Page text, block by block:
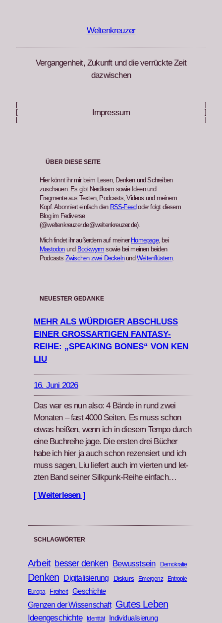
Weltenkreuzer
Vergangenheit, Zukunft und die verrückte Zeit
dazwischen
Impressum
ÜBER DIESE SEITE
Hier könnt ihr mir beim Lesen, Denken und Schreiben
zuschauen. Es gibt Nerdkram sowie Ideen und
Fragmente aus Texten, Podcasts, Videos und meinem
Kopf. Abonniert einfach den RSS-Feed oder folgt diesem
Blog im Fediverse
(@weltenkreuzer.de@weltenkreuzer.de).
Mich findet ihr außerdem auf meiner Homepage, bei
Mastodonund Bookwyrm sowie bei meinen beiden
Podcasts Zwischen zwei DeckelnundWeltenflüstern.
NEUESTER GEDANKE
MEHR ALS WÜRDIGER ABSCHLUSS
EINER GROSSARTIGEN FANTASY-R
EIHE: „SPEAKING BONES“ VON KEN L
IU
16. Juni 2026
Das war es nun also: 4 Bände in rund zwei
Monat­en – fast 4000 Seit­en. Es muss schon
etwas heißen, wenn ich in diesem Tem­po durch
eine Buchrei­he jage. Die ersten drei Büch­er
habe ich hier ja auch schon rezen­siert und ich
muss sagen, Liu liefert auch im vierten und let­
zten Band sein­er Silkpunk-Rei­he ein­fach…
[ Weiterlesen ]
SCHLAGWÖRTER
Arbeit besser denken Bewusstsein Demokratie
Denken Digitalisierung Diskurs Emergenz
Entropie
Europa
Freiheit Geschichte
Grenzen der Wissenschaft Gutes Leben
Ideengeschichte Identität Individualisierung